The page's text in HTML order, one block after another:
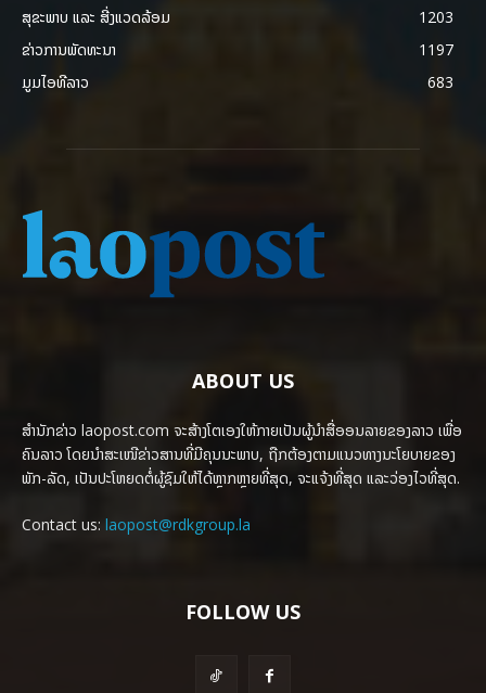
ສຸຂະພາບ ແລະ ສີ່ງແວດລ້ອມ
1203
ຂ່າວການພັດທະນາ
1197
ມູມໄອທີລາວ
683
ABOUT US
ສຳນັກຂ່າວ laopost.com ຈະສ້າງໂຕເອງໃຫ້ກາຍເປັນຜູ້ນຳສື່ອອນລາຍຂອງລາວ ເພື່ອ
ຄົນລາວ ໂດຍນຳສະເໜີຂ່າວສານທີ່ມີຄຸນນະພາບ, ຖືກຕ້ອງຕາມແນວທາງນະໂຍບາຍຂອງ
ພັກ-ລັດ, ເປັນປະໂຫຍດຕໍ່ຜູ້ຊົມໃຫ້ໄດ້ຫຼາກຫຼາຍທີ່ສຸດ, ຈະແຈ້ງທີ່ສຸດ ແລະວ່ອງໄວທີ່ສຸດ.
Contact us: laopost@rdkgroup.la
FOLLOW US